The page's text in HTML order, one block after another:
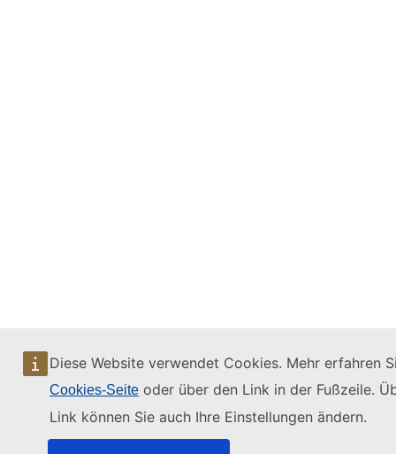
Diese Website verwendet Cookies. Mehr erfahren
Cookies-Seite oder über den Link in der Fußzeile.
Link können Sie auch Ihre Einstellungen ändern.